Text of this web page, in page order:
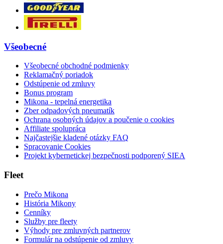
Všeobecné
Všeobecné obchodné podmienky
Reklamačný poriadok
Odstúpenie od zmluvy
Bonus program
Mikona - tepelná energetika
Zber odpadových pneumatík
Ochrana osobných údajov a poučenie o cookies
Affiliate spolupráca
Najčastejšie kladené otázky FAQ
Spracovanie Cookies
Projekt kybernetickej bezpečnosti podporený SIEA
Fleet
Prečo Mikona
História Mikony
Cenníky
Služby pre fleety
Výhody pre zmluvných partnerov
Formulár na odstúpenie od zmluvy